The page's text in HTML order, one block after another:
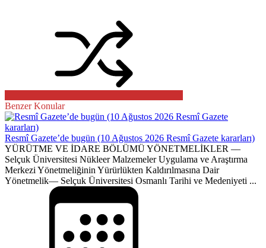
Benzer Konular
Resmî Gazete’de bugün (10 Ağustos 2026 Resmî Gazete kararları)
YÜRÜTME VE İDARE BÖLÜMÜ YÖNETMELİKLER ––
Selçuk Üniversitesi Nükleer Malzemeler Uygulama ve Araştırma
Merkezi Yönetmeliğinin Yürürlükten Kaldırılmasına Dair
Yönetmelik–– Selçuk Üniversitesi Osmanlı Tarihi ve Medeniyeti ...